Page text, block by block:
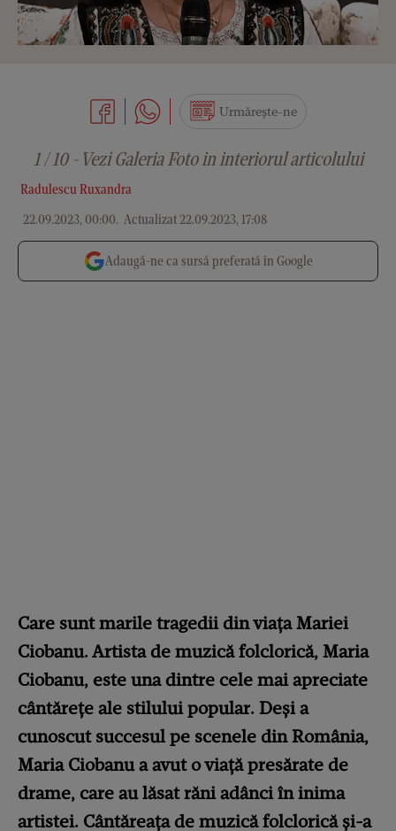
Radulescu Ruxandra
22.09.2023, 00:00. Actualizat 22.09.2023, 17:08
Urmărește-ne
1 / 10 - Vezi Galeria Foto in interiorul articolului
Adaugă-ne ca sursă preferată în Google
Care sunt marile tragedii din viața Mariei
Ciobanu. Artista de muzică folclorică, Maria
Ciobanu, este una dintre cele mai apreciate
cântărețe ale stilului popular. Deși a
cunoscut succesul pe scenele din România,
Maria Ciobanu a avut o viață presărate de
drame, care au lăsat răni adânci în inima
artistei. Cântăreața de muzică folclorică și-a